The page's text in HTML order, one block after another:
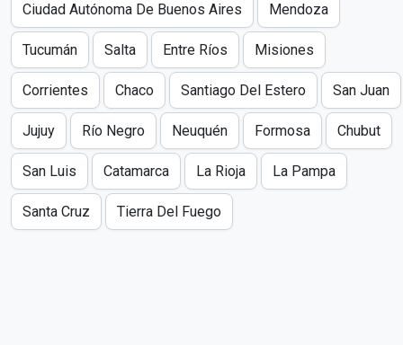
Ciudad Autónoma De Buenos Aires Mendoza
Tucumán Salta Entre Ríos Misiones
Corrientes Chaco Santiago Del Estero San Juan
Jujuy Río Negro Neuquén Formosa Chubut
San Luis Catamarca La Rioja La Pampa
Santa Cruz Tierra Del Fuego